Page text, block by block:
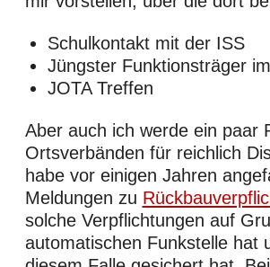
Schulkontakt mit der ISS
Jüngster Funktionsträger
JOTA Treffen
Aber auch ich werde ein paar
Ortsverbänden für reichlich
habe vor einigen Jahren
Meldungen zu
solche Verpflichtungen auf
automatischen Funkstelle hat